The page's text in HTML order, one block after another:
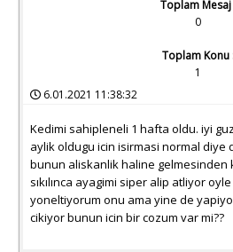
Toplam Mesaj
0
Toplam Konu
1
6.01.2021 11:38:32
Kedimi sahipleneli 1 hafta oldu. iyi
aylik oldugu icin isirmasi normal diye
bunun aliskanlik haline gelmesinden
sıkılınca ayagimi siper alip atliyor
yoneltiyorum onu ama yine de
cikiyor bunun icin bir cozum var mi??